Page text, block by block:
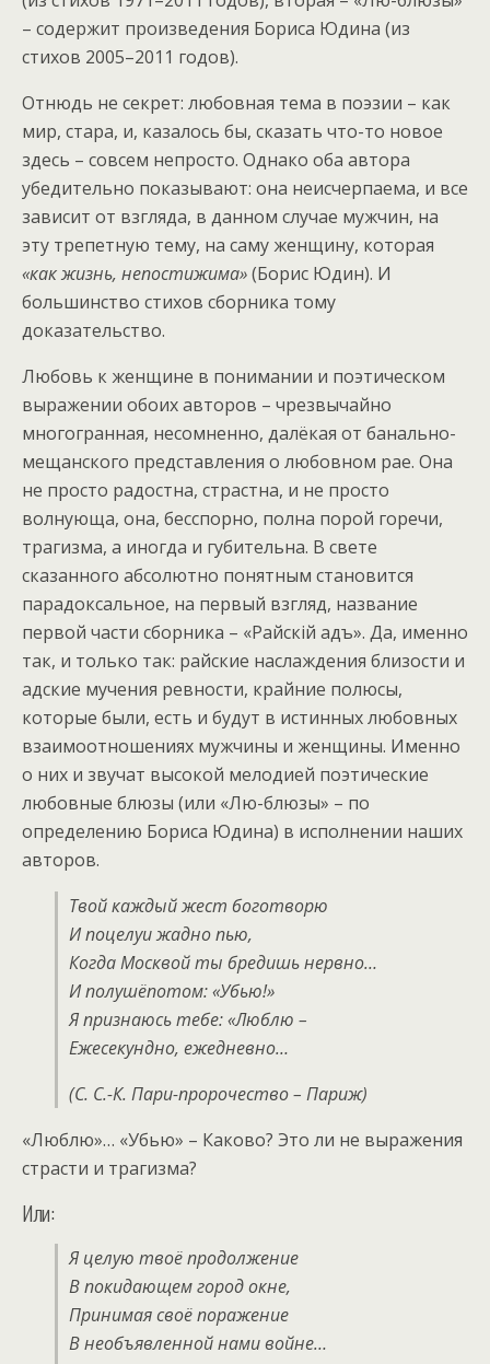
– содержит произведения Бориса Юдина (из
стихов 2005–2011 годов).
Отнюдь не секрет: любовная тема в поэзии – как
мир, стара, и, казалось бы, сказать что-то новое
здесь – совсем непросто. Однако оба автора
убедительно показывают: она неисчерпаема, и все
зависит от взгляда, в данном случае мужчин, на
эту трепетную тему, на саму женщину, которая
«какжизнь, непостижима»(Борис Юдин). И
большинство стихов сборника тому
доказательство.
Любовь к женщине в понимании и поэтическом
выражении обоих авторов – чрезвычайно
многогранная, несомненно, далёкая от банально-
мещанского представления о любовном рае. Она
не просто радостна, страстна, и не просто
волнующа, она, бесспорно, полна порой горечи,
трагизма, а иногда и губительна. В свете
сказанного абсолютно понятным становится
парадоксальное, на первый взгляд, название
первой части сборника – «Райскій адъ». Да, именно
так, и только так: райские наслаждения близости и
адские мучения ревности, крайние полюсы,
которые были, есть и будут в истинных любовных
взаимоотношениях мужчины и женщины. Именно
о них и звучат высокой мелодией поэтические
любовные блюзы (или «Лю-блюзы» – по
определению Бориса Юдина) в исполнении наших
авторов.
Твой каждый жест боготворю
И поцелуи жадно пью,
Когда Москвой ты бредишь нервно…
И полушёпотом: «Убью!»
Я признаюсь тебе: «Люблю –
Ежесекундно, ежедневно…
(С. С.-К. Пари-пророчество – Париж)
«Люблю»… «Убью» – Каково? Это ли не выражения
страсти и трагизма?
Или:
Я целую твоё продолжение
В покидающем город окне,
Принимая своё поражение
В необъявленной нами войне…